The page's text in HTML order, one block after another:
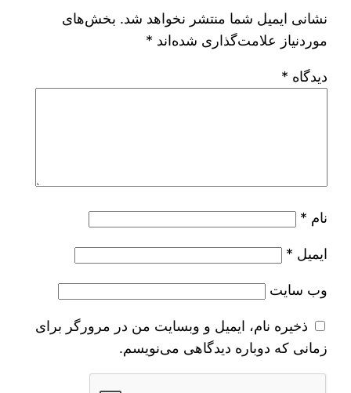
نشانی ایمیل شما منتشر نخواهد شد. بخش‌های
موردنیاز علامت‌گذاری شده‌اند *
دیدگاه *
نام *
ایمیل *
وب‌ سایت
ذخیره نام، ایمیل و وبسایت من در مرورگر برای
زمانی که دوباره دیدگاهی می‌نویسم.